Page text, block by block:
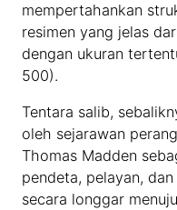
mempertahankan
resimen yang jelas
dengan ukuran
500).
Tentara salib,
oleh sejarawan
Thomas Madden
pendeta, pelayan,
secara longgar